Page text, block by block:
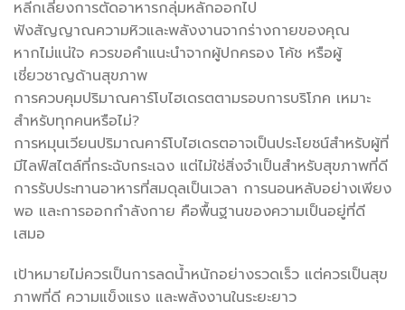
หลีกเลี่ยงการตัดอาหารกลุ่มหลักออกไป
ฟังสัญญาณความหิวและพลังงานจากร่างกายของคุณ
หากไม่แน่ใจ ควรขอคำแนะนำจากผู้ปกครอง โค้ช หรือผู้
เชี่ยวชาญด้านสุขภาพ
การควบคุมปริมาณคาร์โบไฮเดรตตามรอบการบริโภค เหมาะ
สำหรับทุกคนหรือไม่?
การหมุนเวียนปริมาณคาร์โบไฮเดรตอาจเป็นประโยชน์สำหรับผู้ที่
มีไลฟ์สไตล์ที่กระฉับกระเฉง แต่ไม่ใช่สิ่งจำเป็นสำหรับสุขภาพที่ดี
การรับประทานอาหารที่สมดุลเป็นเวลา การนอนหลับอย่างเพียง
พอ และการออกกำลังกาย คือพื้นฐานของความเป็นอยู่ที่ดี
เสมอ
เป้าหมายไม่ควรเป็นการลดน้ำหนักอย่างรวดเร็ว แต่ควรเป็นสุข
ภาพที่ดี ความแข็งแรง และพลังงานในระยะยาว